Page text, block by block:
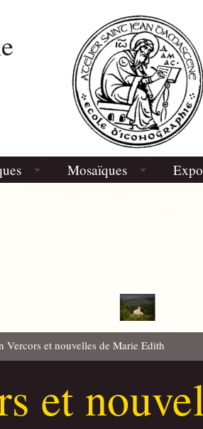
Mosaïques
Vercors et nouvelles de Marie Edith
et